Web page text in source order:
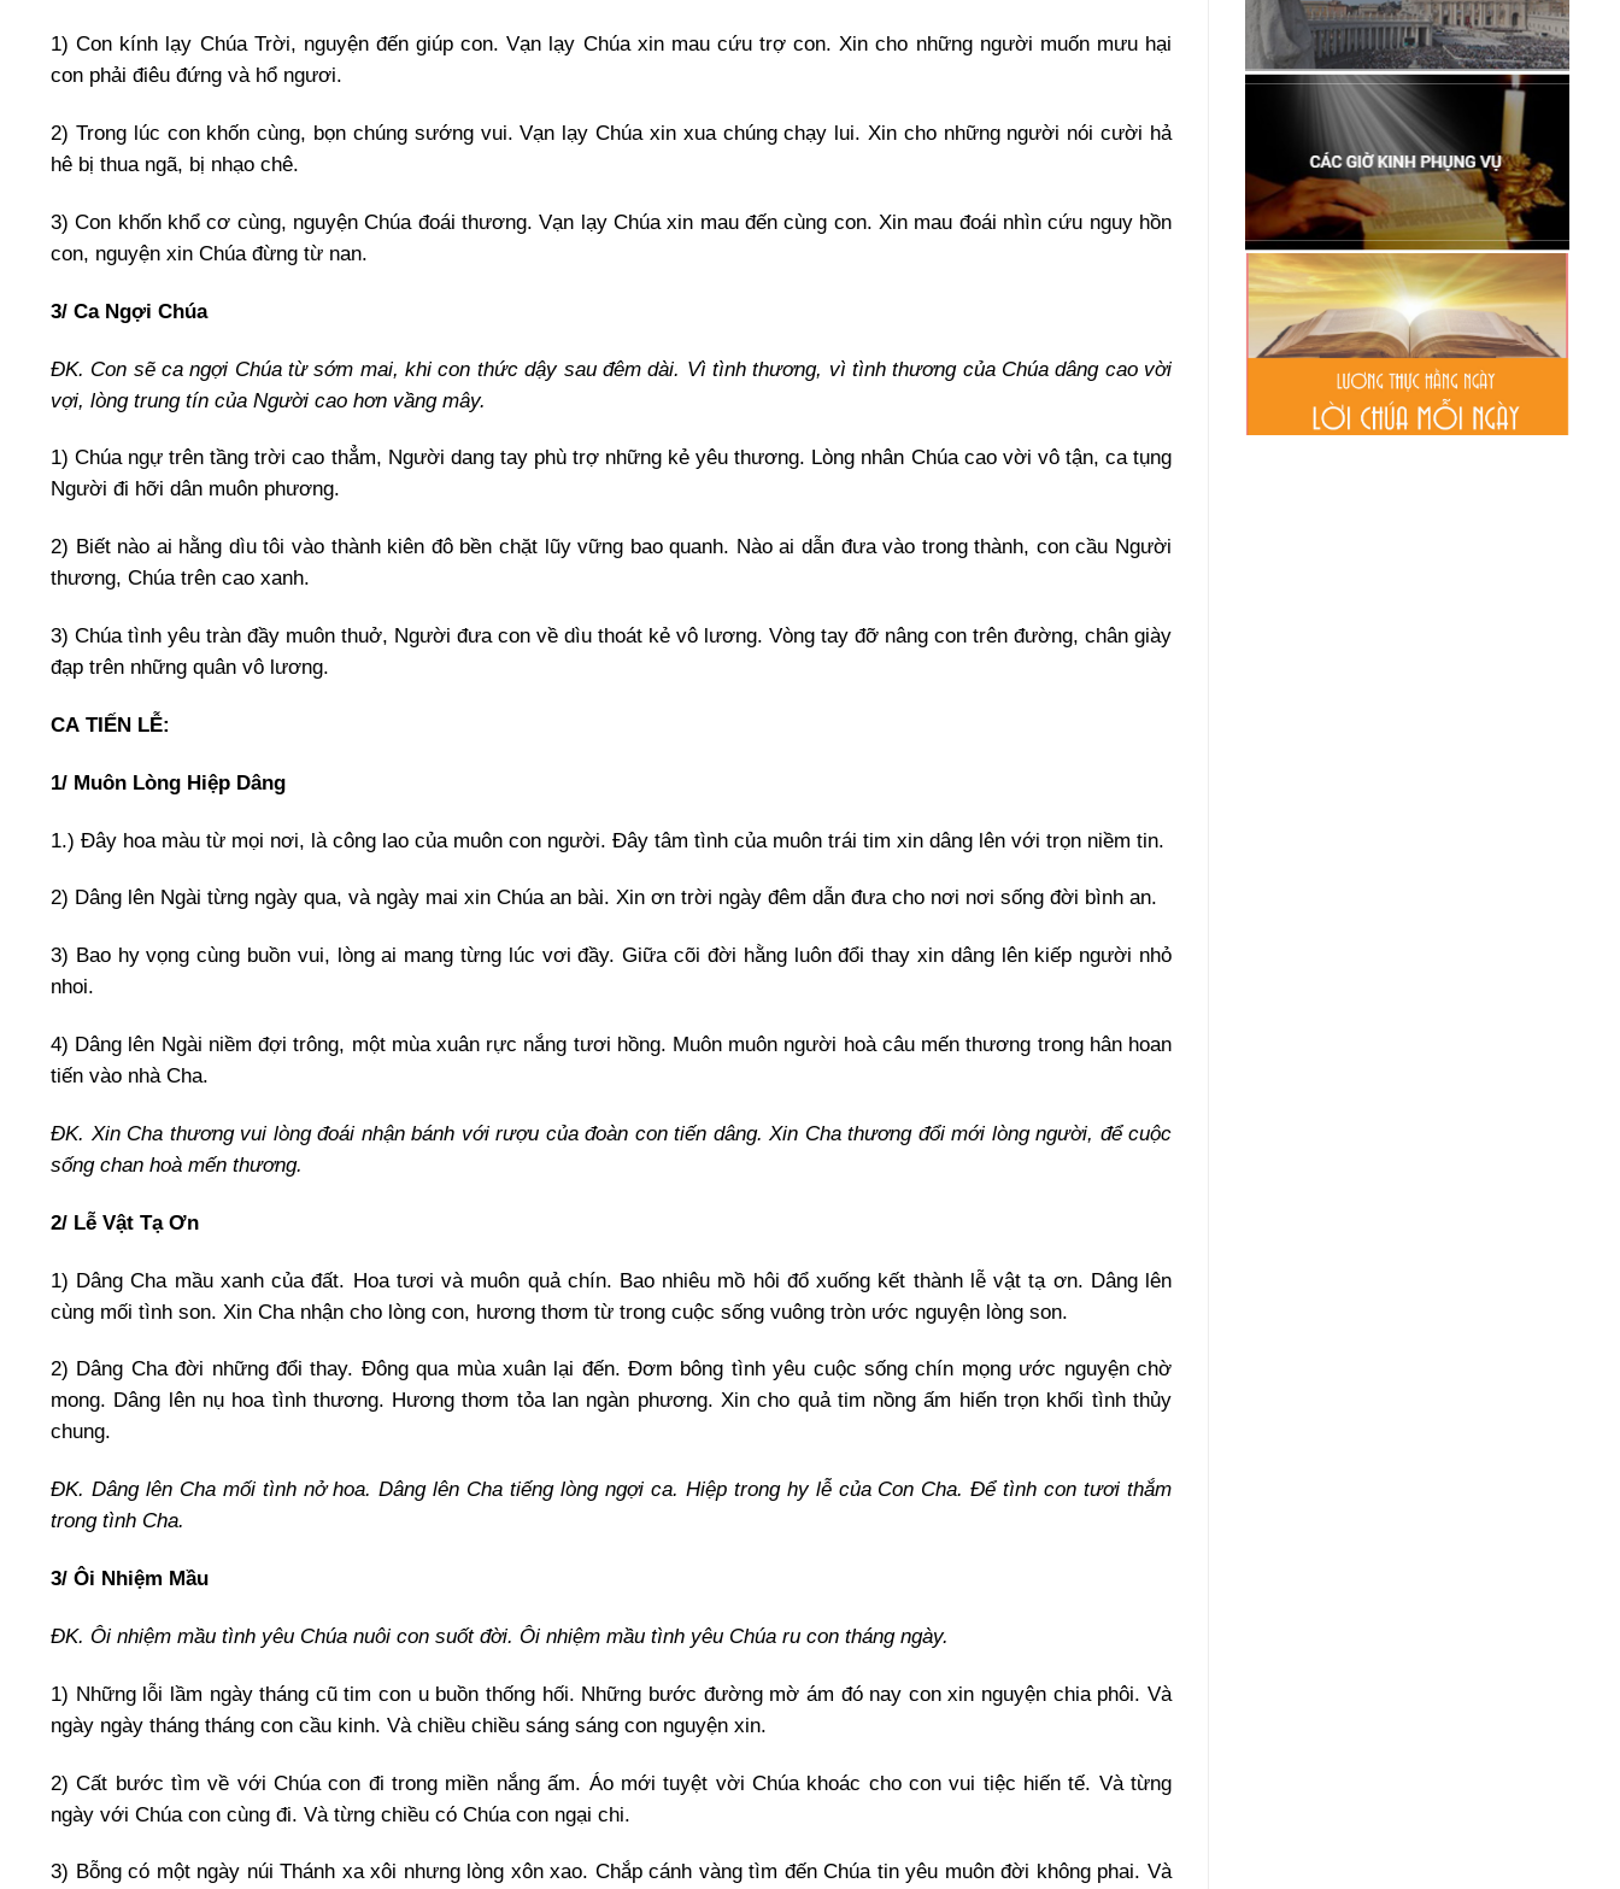
1) Con kính lạy Chúa Trời, nguyện đến giúp con. Vạn lạy Chúa xin mau cứu trợ con. Xin cho những người muốn mưu hại
con phải điêu đứng và hổ ngươi.
2) Trong lúc con khốn cùng, bọn chúng sướng vui. Vạn lạy Chúa xin xua chúng chạy lui. Xin cho những người nói cười hả
hê bị thua ngã, bị nhạo chê.
3) Con khốn khổ cơ cùng, nguyện Chúa đoái thương. Vạn lạy Chúa xin mau đến cùng con. Xin mau đoái nhìn cứu nguy hồn
con, nguyện xin Chúa đừng từ nan.
3/ Ca Ngợi Chúa
ĐK. Con sẽ ca ngợi Chúa từ sớm mai, khi con thức dậy sau đêm dài. Vì tình thương, vì tình thương của Chúa dâng cao vời
vợi, lòng trung tín của Người cao hơn vầng mây.
1) Chúa ngự trên tầng trời cao thẳm, Người dang tay phù trợ những kẻ yêu thương. Lòng nhân Chúa cao vời vô tận, ca tụng
Người đi hỡi dân muôn phương.
2) Biết nào ai hằng dìu tôi vào thành kiên đô bền chặt lũy vững bao quanh. Nào ai dẫn đưa vào trong thành, con cầu Người
thương, Chúa trên cao xanh.
3) Chúa tình yêu tràn đầy muôn thuở, Người đưa con về dìu thoát kẻ vô lương. Vòng tay đỡ nâng con trên đường, chân giày
đạp trên những quân vô lương.
CA TIẾN LỄ:
1/ Muôn Lòng Hiệp Dâng
1.) Đây hoa màu từ mọi nơi, là công lao của muôn con người. Đây tâm tình của muôn trái tim xin dâng lên với trọn niềm tin.
2) Dâng lên Ngài từng ngày qua, và ngày mai xin Chúa an bài. Xin ơn trời ngày đêm dẫn đưa cho nơi nơi sống đời bình an.
3) Bao hy vọng cùng buồn vui, lòng ai mang từng lúc vơi đầy. Giữa cõi đời hằng luôn đổi thay xin dâng lên kiếp người nhỏ
nhoi.
4) Dâng lên Ngài niềm đợi trông, một mùa xuân rực nắng tươi hồng. Muôn muôn người hoà câu mến thương trong hân hoan
tiến vào nhà Cha.
ĐK. Xin Cha thương vui lòng đoái nhận bánh với rượu của đoàn con tiến dâng. Xin Cha thương đổi mới lòng người, để cuộc
sống chan hoà mến thương.
2/ Lễ Vật Tạ Ơn
1) Dâng Cha mầu xanh của đất. Hoa tươi và muôn quả chín. Bao nhiêu mồ hôi đổ xuống kết thành lễ vật tạ ơn. Dâng lên
cùng mối tình son. Xin Cha nhận cho lòng con, hương thơm từ trong cuộc sống vuông tròn ước nguyện lòng son.
2) Dâng Cha đời những đổi thay. Đông qua mùa xuân lại đến. Đơm bông tình yêu cuộc sống chín mọng ước nguyện chờ
mong. Dâng lên nụ hoa tình thương. Hương thơm tỏa lan ngàn phương. Xin cho quả tim nồng ấm hiến trọn khối tình thủy
chung.
ĐK. Dâng lên Cha mối tình nở hoa. Dâng lên Cha tiếng lòng ngợi ca. Hiệp trong hy lễ của Con Cha. Để tình con tươi thắm
trong tình Cha.
3/ Ôi Nhiệm Mầu
ĐK. Ôi nhiệm mầu tình yêu Chúa nuôi con suốt đời. Ôi nhiệm mầu tình yêu Chúa ru con tháng ngày.
1) Những lỗi lầm ngày tháng cũ tim con u buồn thống hối. Những bước đường mờ ám đó nay con xin nguyện chia phôi. Và
ngày ngày tháng tháng con cầu kinh. Và chiều chiều sáng sáng con nguyện xin.
2) Cất bước tìm về với Chúa con đi trong miền nắng ấm. Áo mới tuyệt vời Chúa khoác cho con vui tiệc hiến tế. Và từng
ngày với Chúa con cùng đi. Và từng chiều có Chúa con ngại chi.
3) Bỗng có một ngày núi Thánh xa xôi nhưng lòng xôn xao. Chắp cánh vàng tìm đến Chúa tin yêu muôn đời không phai. Và